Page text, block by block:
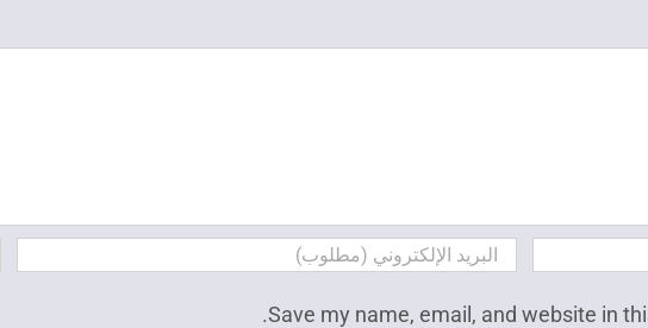
Save my name, email, and website in